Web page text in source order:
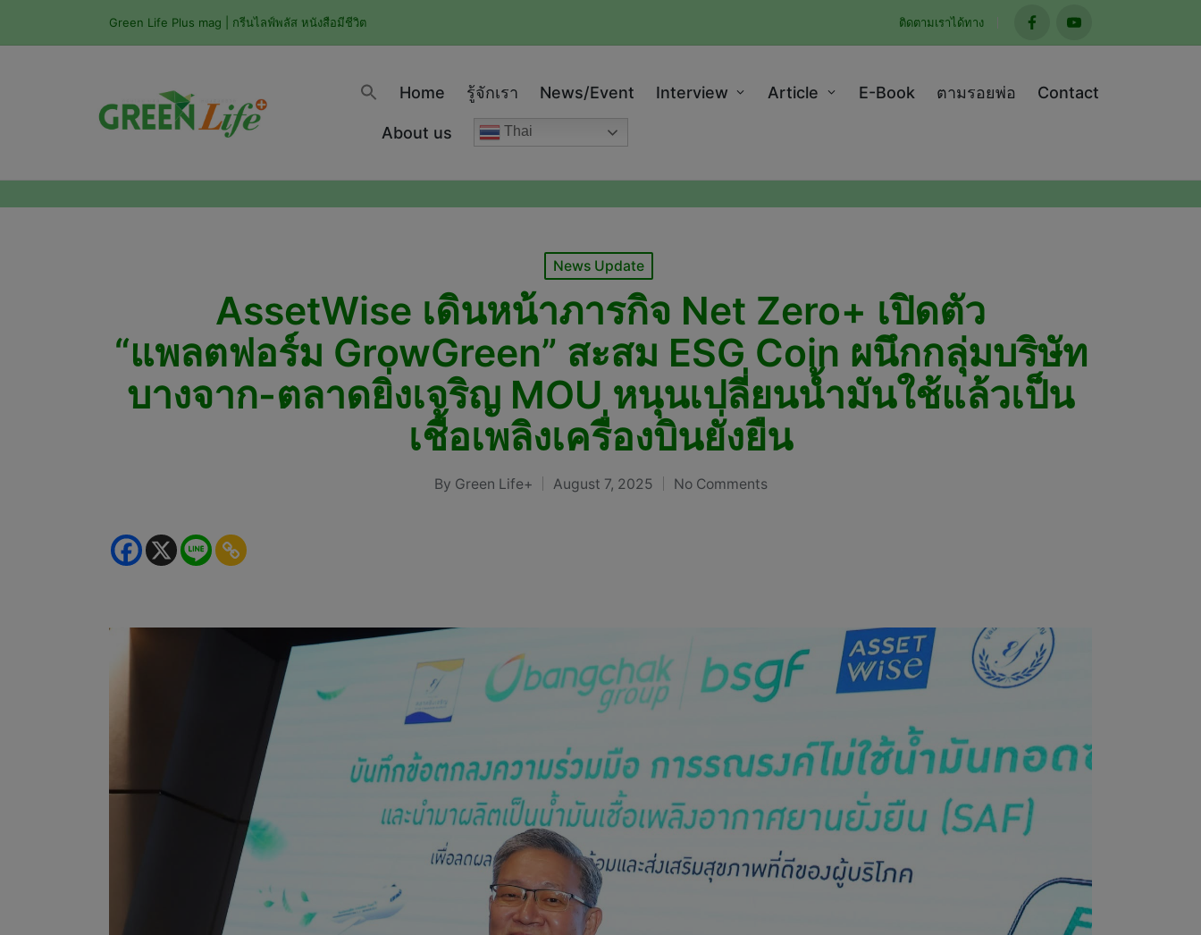
Green Life Plus mag | กรีนไลฟ์พลัส หนังสือมีชีวิต ติดตามเราได้ทาง
facebookyoutube
Home รู้จักเรา News/Event Interview Article E-Book ตามรอยพ่อ Contact
About us Thai
Posted
News Update
AssetWise เดินหน้าภารกิจ Net Zero+ เปิดตัว
“แพลตฟอร์ม GrowGreen” สะสม ESG Coin ผนึกกลุ่มบริษัท
บางจาก-ตลาดยิ่งเจริญ MOU หนุนเปลี่ยนน้ำมันใช้แล้วเป็น
เชื้อเพลิงเครื่องบินยั่งยืน
Posted
By Green Life+ August 7, 2025 No Comments